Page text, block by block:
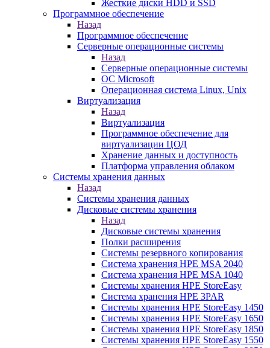
Жесткие диски HDD и SSD
Программное обеспечение
Назад
Программное обеспечение
Серверные операционные системы
Назад
Серверные операционные системы
ОС Microsoft
Операционная система Linux, Unix
Виртуализация
Назад
Виртуализация
Программное обеспечение для
виртуализации ЦОД
Хранение данных и доступность
Платформа управления облаком
Системы хранения данных
Назад
Системы хранения данных
Дисковые системы хранения
Назад
Дисковые системы хранения
Полки расширения
Системы резервного копирования
Система хранения HPE MSA 2040
Система хранения HPE MSA 1040
Системы хранения HPE StoreEasy
Система хранения HPE 3PAR
Системы хранения HPE StoreEasy 1450
Системы хранения HPE StoreEasy 1650
Системы хранения HPE StoreEasy 1850
Системы хранения HPE StoreEasy 1550